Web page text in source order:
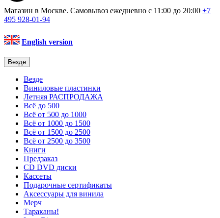
Магазин в Москве. Самовывоз ежедневно с 11:00 до 20:00 +7
495 928-01-94
English version
Везде
Везде
Виниловые пластинки
Летняя РАСПРОДАЖА
Всё до 500
Всё от 500 до 1000
Всё от 1000 до 1500
Всё от 1500 до 2500
Всё от 2500 до 3500
Книги
Предзаказ
CD DVD диски
Кассеты
Подарочные сертификаты
Аксессуары для винила
Мерч
Тараканы!